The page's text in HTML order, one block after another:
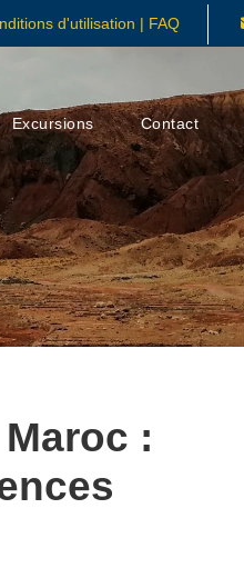
d'utilisation | FAQ
Excursions Contact
: